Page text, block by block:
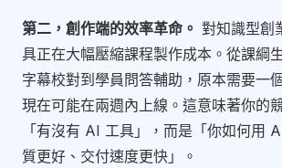
第二，創作端的效率革命。 對知識型創
具正在大幅壓縮課程製作成本。從課綱
字幕校對到學員問答輔助，原本需要一
現在可能在兩週內上線。這意味著你的
「有沒有 AI 工具」，而是「你如何用
質更好、交付速度更快」。